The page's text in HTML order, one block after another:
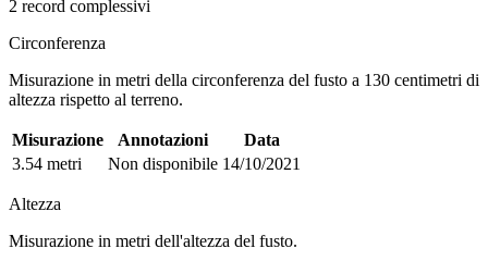
2 record complessivi
Circonferenza
Misurazione in metri della circonferenza del fusto a 130 centimetri di
altezza rispetto al terreno.
Misurazione Annotazioni
Data
3.54 metri
Non disponibile 14/10/2021
Altezza
Misurazione in metri dell'altezza del fusto.